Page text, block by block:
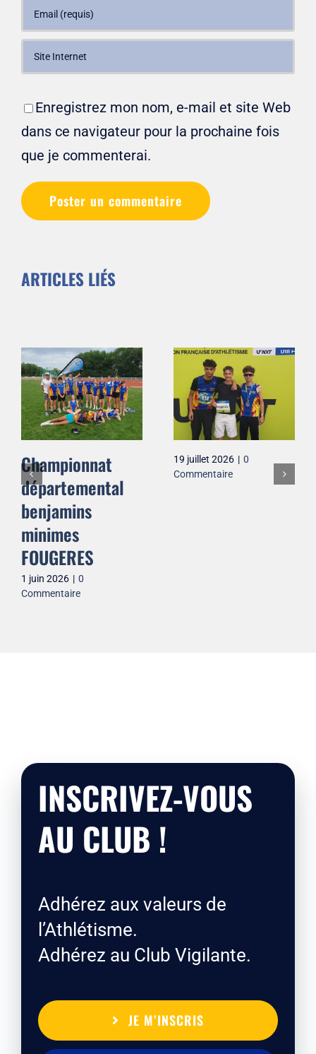
Enregistrez mon nom, e-mail et site Web
dans ce navigateur pour la prochaine fois
que je commenterai.
ARTICLES LIÉS
Championnat
départemental
benjamins
minimes
FOUGERES
1 juin 2026 | 0
Commentaire
19 juillet 2026 | 0
Commentaire
INSCRIVEZ-VOUS
AU CLUB !
Adhérez aux valeurs de
l’Athlétisme.
Adhérez au Club Vigilante.
JE M’INSCRIS